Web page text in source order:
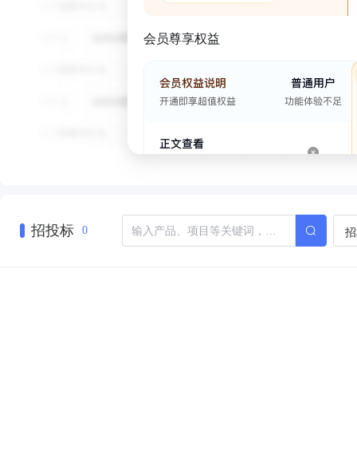
会员尊享权益
招投标 0